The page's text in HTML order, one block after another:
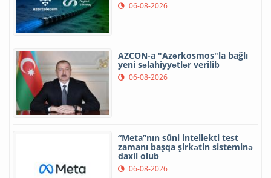
06-08-2026
AZCON-a "Azərkosmos"la bağlı
yeni səlahiyyətlər verilib
06-08-2026
“Meta”nın süni intellekti test
zamanı başqa şirkətin sisteminə
daxil olub
06-08-2026